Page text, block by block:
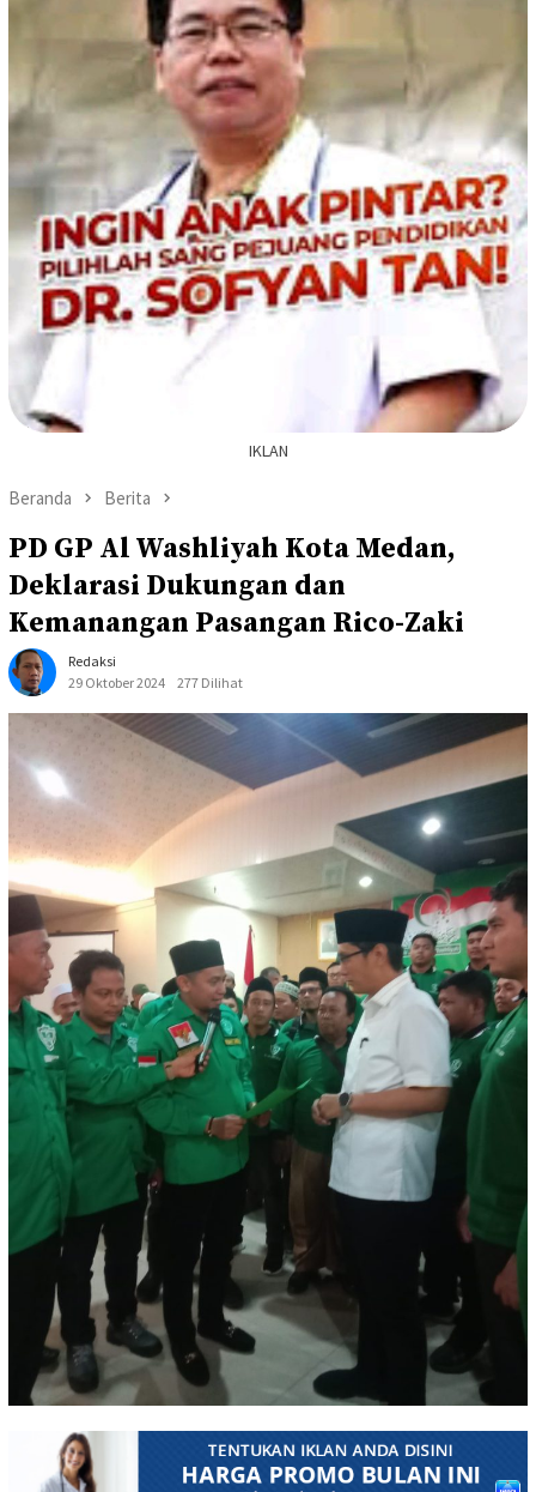
IKLAN
Beranda Berita
PD GP Al Washliyah Kota Medan,
Deklarasi Dukungan dan
Kemanangan Pasangan Rico-Zaki
Redaksi
29 Oktober 2024
277 Dilihat